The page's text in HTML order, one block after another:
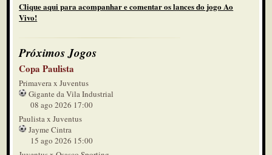
Clique aqui para acompanhar e comentar os lances do jogo Ao
Vivo!
Próximos Jogos
Copa Paulista
Primavera x Juventus
Gigante da Vila Industrial
08 ago 2026 17:00
Paulista x Juventus
Jayme Cintra
15 ago 2026 15:00